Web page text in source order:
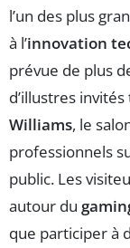
l’un des plus
à l’innovation
prévue de plus
d’illustres
Williams, le
professionnels
public. Les
autour du
que participer à